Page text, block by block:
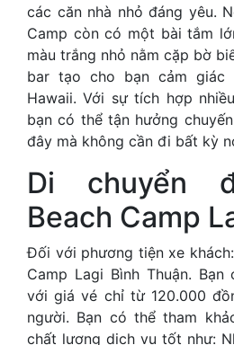
các căn nhà nhỏ đáng yêu.
Camp còn có một bài tắm
màu trắng nhỏ nằm cặp bờ
bar tạo cho bạn cảm giác
Hawaii. Với sự tích hợp
bạn có thể tận hưởng
đây mà không cần đi bất kỳ
Di chuyển
Beach Camp
Đối với phương tiện xe
Camp Lagi Bình Thuận.
với giá vé chỉ từ 120.000
người. Bạn có thể tham
chất lượng dịch vụ tốt như: